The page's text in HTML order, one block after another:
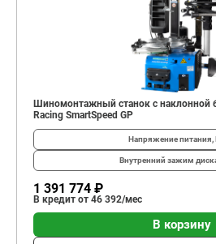
Шиномонтажный станок с наклонной
Racing SmartSpeed GP
Напряжение питания,
Внутренний зажим
1 391 774 ₽
В кредит от 46 392/мес
В корзину